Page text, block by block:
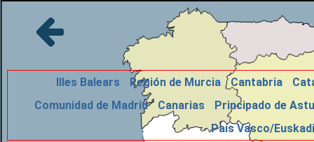
Illes Balears Región de Murcia Cantabria
Comunidad de Madrid
Canarias
Principado de
País Vasco/Euskadi